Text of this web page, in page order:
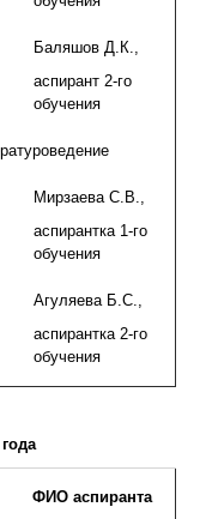
Баляшов Д.К.,
аспирант 2-го
обучения
Мирзаева С.В.,
аспирантка 1-го
обучения
Агуляева Б.С.,
аспирантка 2-го
обучения
ФИО аспиранта